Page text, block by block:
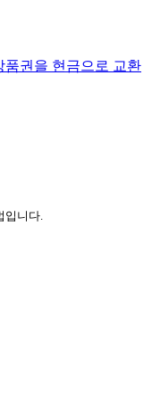
품권을 현금으로 교환
입니다.